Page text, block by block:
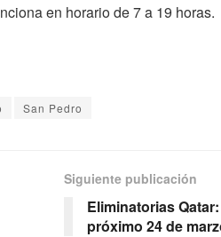
en horario de 7 a 19 horas.
San Pedro
Siguiente publicación
Eliminatorias
próximo 24 de